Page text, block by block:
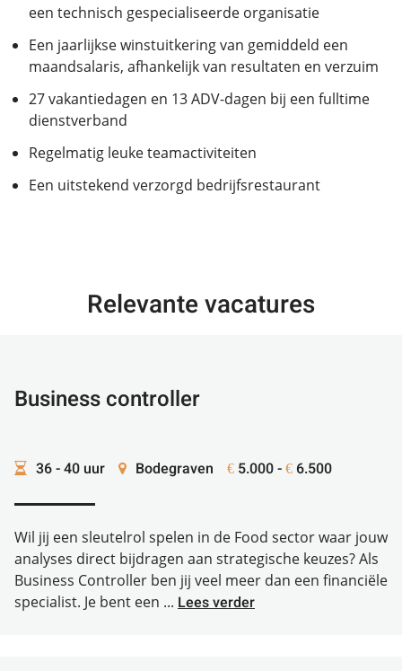
een technisch gespecialiseerde organisatie
Een jaarlijkse winstuitkering van gemiddeld een
maandsalaris, afhankelijk van resultaten en verzuim
27 vakantiedagen en 13 ADV-dagen bij een fulltime
dienstverband
Regelmatig leuke teamactiviteiten
Een uitstekend verzorgd bedrijfsrestaurant
Relevante vacatures
Business controller
36 - 40 uur Bodegraven € 5.000 - € 6.500
Wil jij een sleutelrol spelen in de Food sector waar jouw
analyses direct bijdragen aan strategische keuzes? Als
Business Controller ben jij veel meer dan een financiële
specialist. Je bent een ... Lees verder